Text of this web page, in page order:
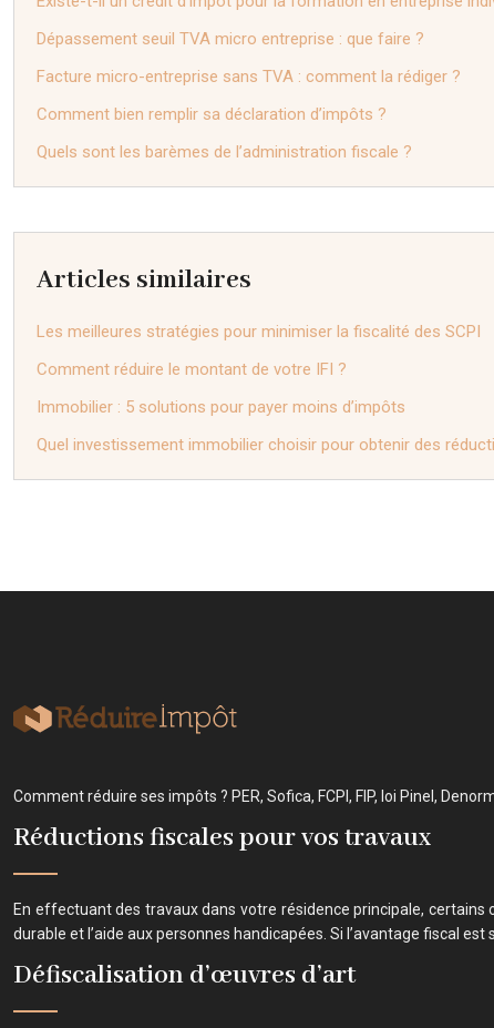
Dépassement seuil TVA micro entreprise : que faire ?
Facture micro-entreprise sans TVA : comment la rédiger ?
Comment bien remplir sa déclaration d’impôts ?
Quels sont les barèmes de l’administration fiscale ?
Articles similaires
Les meilleures stratégies pour minimiser la fiscalité des SCPI
Comment réduire le montant de votre IFI ?
Immobilier : 5 solutions pour payer moins d’impôts
Quel investissement immobilier choisir pour obtenir des
Comment réduire ses impôts ? PER, Sofica, FCPI, FIP, loi Pinel,
Réductions fiscales pour vos travaux
En effectuant des travaux dans votre résidence principale,
durable et l’aide aux personnes handicapées. Si l’avantage fiscal
Défiscalisation d’œuvres d’art